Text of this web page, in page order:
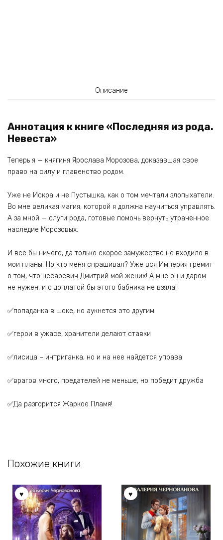
Описание
Аннотация к книге «Последняя из рода.
Невеста»
Теперь я — княгиня Ярослава Морозова, доказавшая свое
право на силу и главенство родом.
Уже не Искра и не Пустышка, как о том мечтали злопыхатели.
Во мне великая магия, которой я должна научиться управлять.
А за мной — слуги рода, готовые помочь вернуть утраченное
наследие Морозовых.
И все бы ничего, да только скорое замужество не входило в
мои планы. Но кто меня спрашивал? Уже вся Империя гремит
о том, что цесаревич Дмитрий мой жених! А мне он и даром
не нужен, и с доплатой бы этого бабника не взяла!
✅попаданка в шоке, но аукнется это другим
✅герои в ужасе, хранители делают ставки
✅лисица – интриганка, но и на нее найдется управа
✅врагов много, предателей не меньше, но победит дружба
✅Да разгорится Жаркое Пламя!
Похожие книги